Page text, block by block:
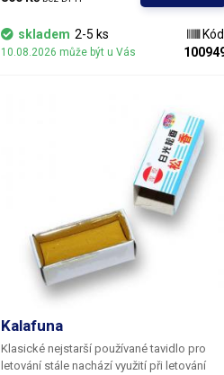
skladem 2-5 ks
10.08.2026 může být u Vás
Kalafuna
Klasické nejstarší používané tavidlo pro
letování stále nachází využití při letování